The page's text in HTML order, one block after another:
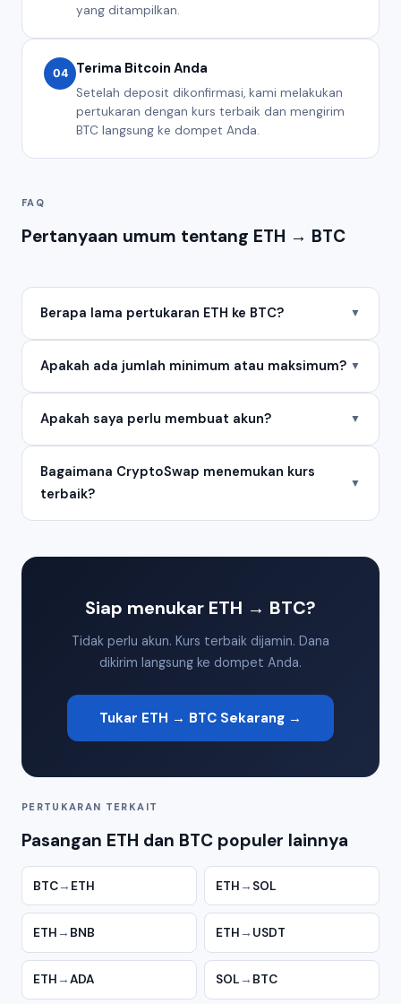
yang ditampilkan.
04 Terima Bitcoin Anda
Setelah deposit dikonfirmasi, kami melakukan
pertukaran dengan kurs terbaik dan mengirim
BTC langsung ke dompet Anda.
FAQ
Pertanyaan umum tentang ETH → BTC
Berapa lama pertukaran ETH ke BTC? ▼
Apakah ada jumlah minimum atau maksimum? ▼
Apakah saya perlu membuat akun? ▼
Bagaimana CryptoSwap menemukan kurs
terbaik?
▼
Siap menukar ETH → BTC?
Tidak perlu akun. Kurs terbaik dijamin. Dana
dikirim langsung ke dompet Anda.
Tukar ETH → BTC Sekarang →
PERTUKARAN TERKAIT
Pasangan ETH dan BTC populer lainnya
BTC→ ETH ETH → SOL
ETH → BNB ETH → USDT
ETH →ADA SOL → BTC